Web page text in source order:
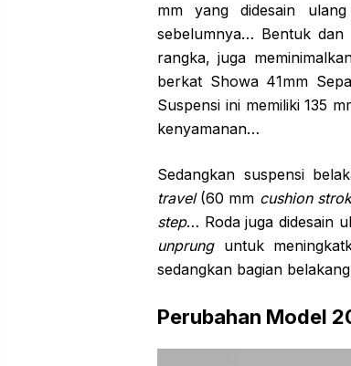
mm yang didesain
sebelumnya… Bentuk dan
rangka, juga
berkat Showa 41mm
Suspensi ini memiliki 135
kenyamanan…
Sedangkan suspensi
travel(60 mm cushion
step… Roda juga didesain
unprunguntuk
sedangkan bagian
Perubahan Model